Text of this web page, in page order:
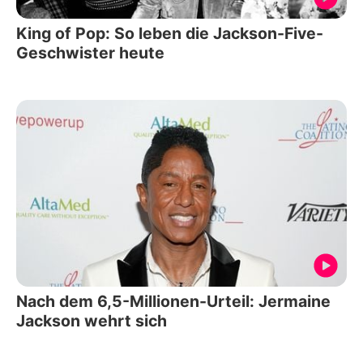
King of Pop: So leben die Jackson-Five-
Geschwister heute
Nach dem 6,5-Millionen-Urteil: Jermaine
Jackson wehrt sich